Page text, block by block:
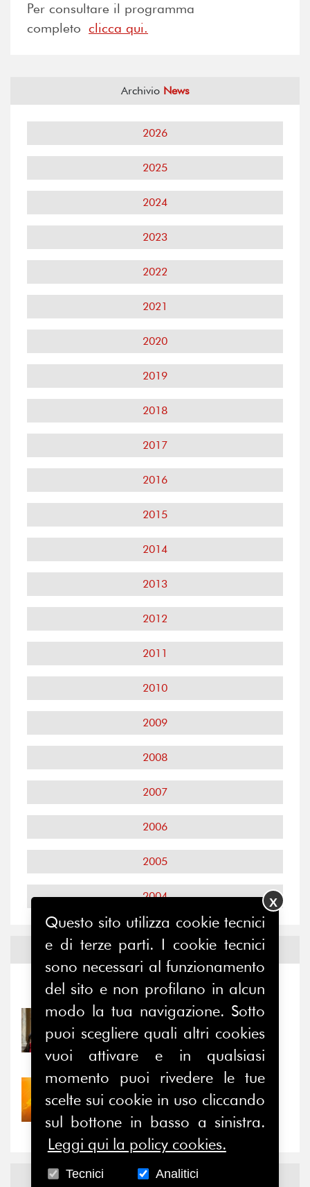
Per consultare il programma
completo clicca qui.
Archivio News
2026
2025
2024
2023
2022
2021
2020
2019
2018
2017
2016
2015
2014
2013
2012
2011
2010
2009
2008
2007
2006
2005
2004
Notizie ed Eventi
Notizie-Eventi
Prima della pausa estiva,
il valore di...
Nove anni dopo la
“grande cecità”: la...
NewsFacebook
Questo sito utilizza cookie tecnici
e di terze parti. I cookie tecnici
sono necessari al funzionamento
del sito e non profilano in alcun
modo la tua navigazione. Sotto
puoi scegliere quali altri cookies
vuoi attivare e in qualsiasi
momento puoi rivedere le tue
scelte sui cookie in uso cliccando
sul bottone in basso a sinistra.
Leggi qui la policy cookies.
Tecnici Analitici
X